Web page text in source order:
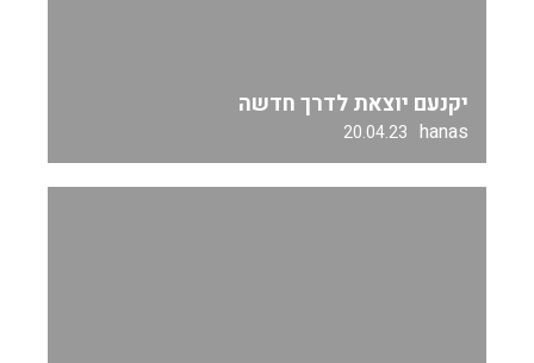
יקנעם יוצאת לדרך חדשה
hanas
20.04.23